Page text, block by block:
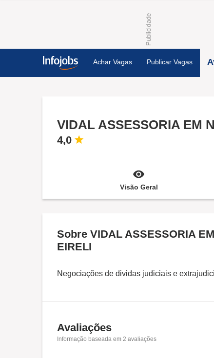
Achar Vagas Publicar Vagas
4,0
Visão Geral
Sobre VIDAL ASSESSORIA
EIRELI
Negociações de dividas judiciais e
Avaliações
Informação baseada em 2 avaliações